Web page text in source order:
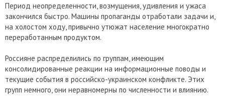
Период неопределенности, возмущения, удивления и ужаса
закончился быстро. Машины пропаганды отработали задачи и,
на холостом ходу, привычно утюжат население многократно
переработанным продуктом.
Россияне распределились по группам, имеющим
консолидированные реакции на информационные поводы и
текущие события в российско-украинском конфликте. Этих
групп немного, они неравномерны по численности и влиянию.